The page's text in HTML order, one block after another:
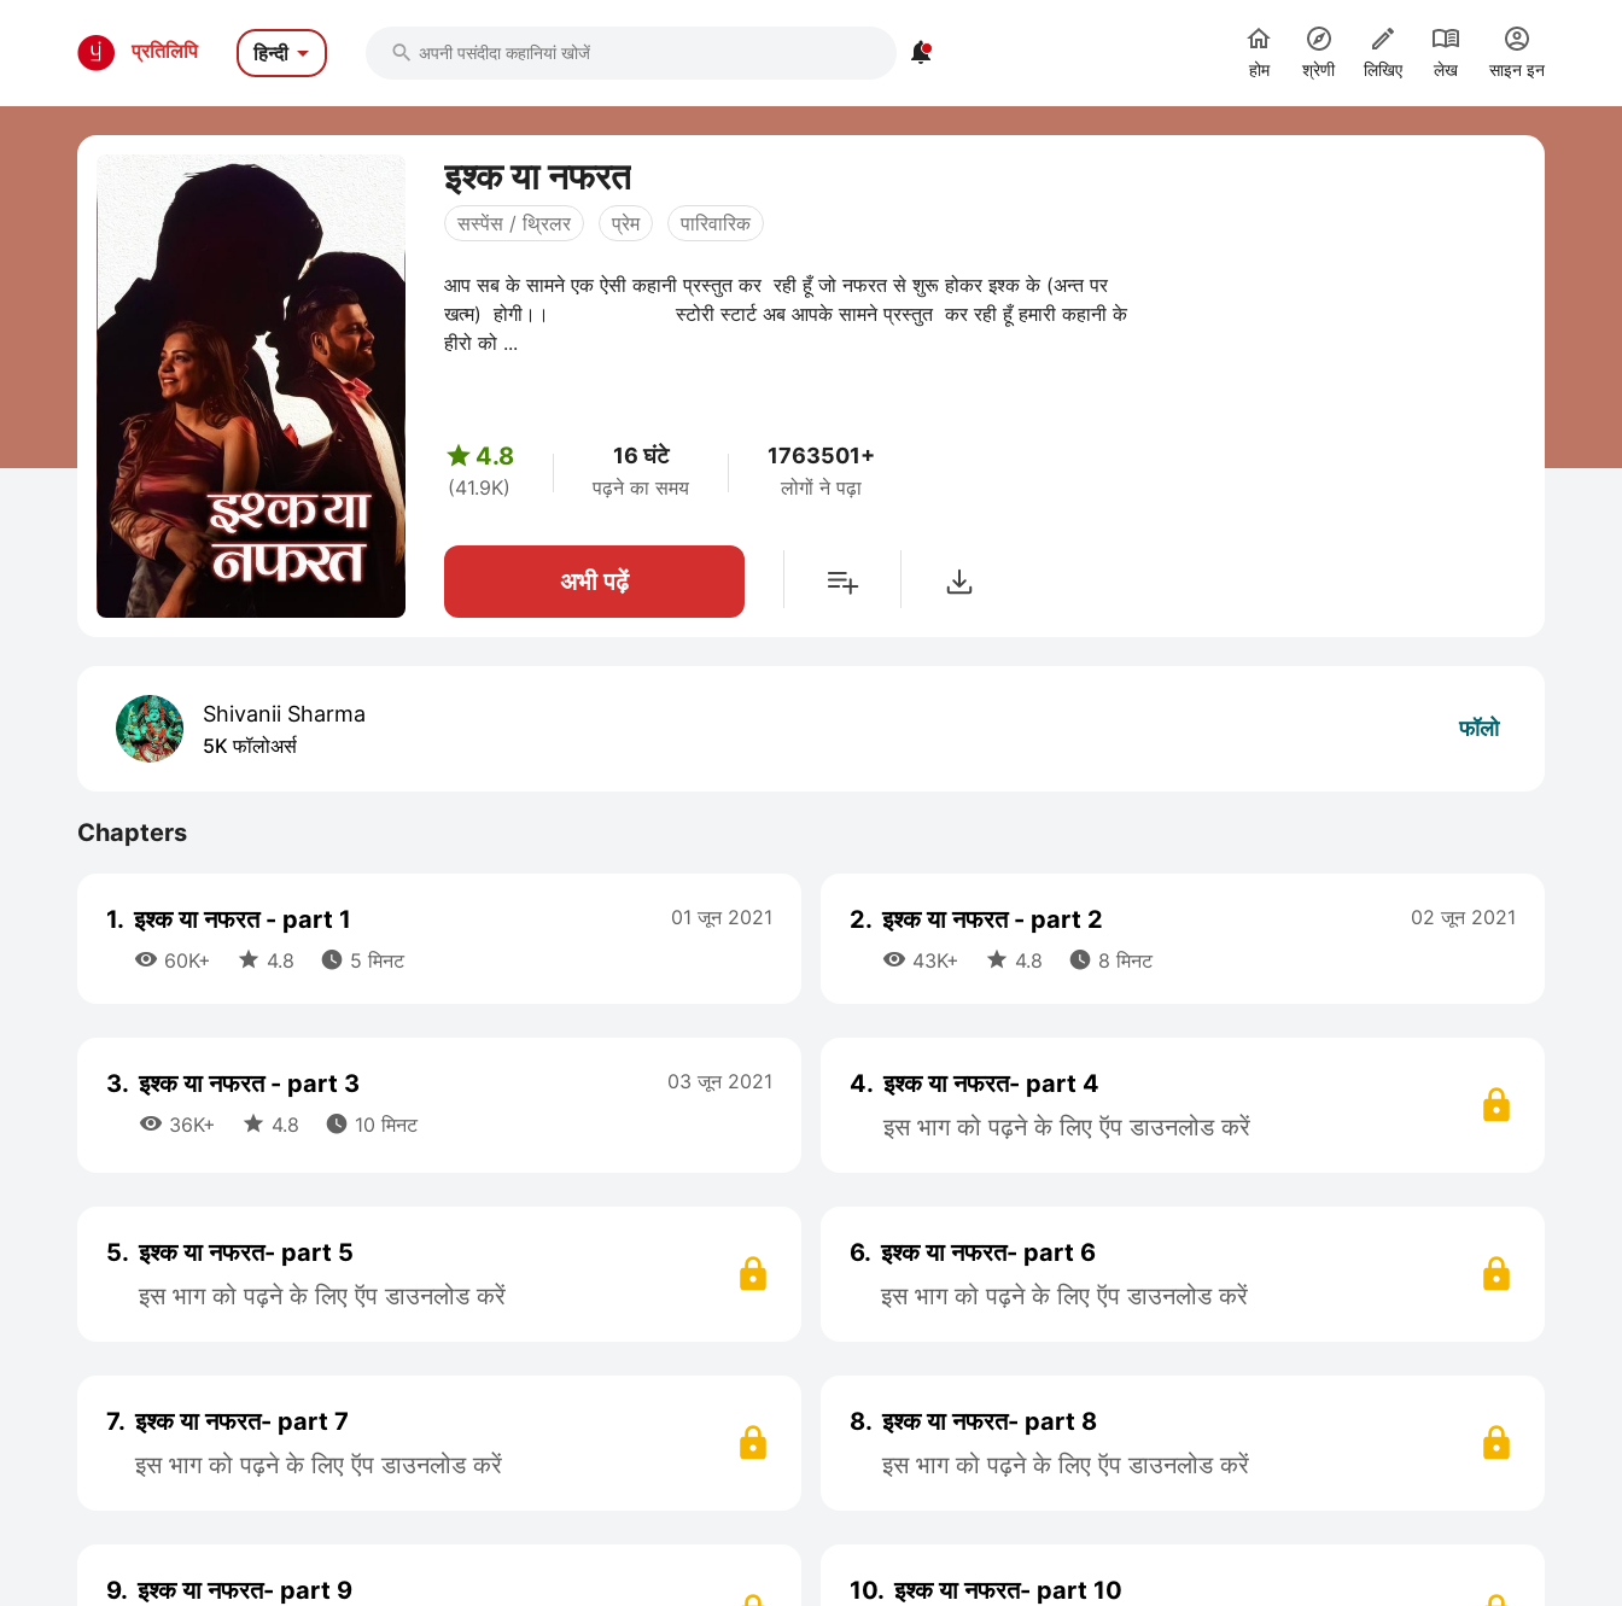
प्रतिलिपि हिन्दी  
होम श्रेणी लिखिए लेख साइन इन
इश्क या नफरत
सस्पेंस / थ्रिलर प्रेम पारिवारिक
आप सब के सामने एक ऐसी कहानी प्रस्तुत कर रही हूँ जो नफरत से शुरू होकर इश्क के (अन्त पर
खत्म) होगी।। स्टोरी स्टार्ट अब आपके सामने प्रस्तुत कर रही हूँ हमारी कहानी के
हीरो को ...
 4.8
(41.9K)
16 घंटे
पढ़ने का समय
1763501+
लोगों ने पढ़ा
अभी पढ़ें
Shivanii Sharma
5K फॉलोअर्स
फॉलो
Chapters
1. इश्क या नफरत - part 1
 60K+  4.8  5 मिनट
01 जून 2021 2. इश्क या नफरत - part 2
 43K+  4.8  8 मिनट
02 जून 2021
3. इश्क या नफरत - part 3
 36K+  4.8  10 मिनट
03 जून 2021 4. इश्क या नफरत- part 4
इस भाग को पढ़ने के लिए ऍप डाउनलोड करें
5. इश्क या नफरत- part 5
इस भाग को पढ़ने के लिए ऍप डाउनलोड करें
6. इश्क या नफरत- part 6
इस भाग को पढ़ने के लिए ऍप डाउनलोड करें
7. इश्क या नफरत- part 7
इस भाग को पढ़ने के लिए ऍप डाउनलोड करें
8. इश्क या नफरत- part 8
इस भाग को पढ़ने के लिए ऍप डाउनलोड करें
9. इश्क या नफरत- part 9
10. इश्क या नफरत- part 10